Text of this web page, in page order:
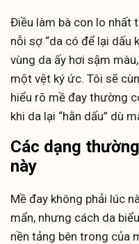
Điều làm bà con lo nhất
nỗi sợ “da có để lại dấu
vùng da ấy hơi sậm
một vệt ký ức. Tôi sẽ
hiểu rõ mề đay thường
khi da lại “hằn dấu” dù
Các dạng
này
Mề đay không phải lúc
mẩn, nhưng cách da
nền tảng bên trong của